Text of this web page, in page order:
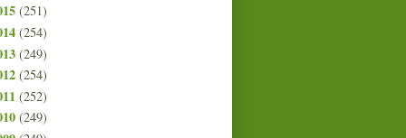
(251)
(254)
(249)
(254)
(252)
(249)